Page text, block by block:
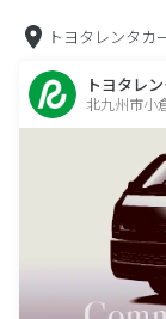
トヨタレンタカ
トヨタレ
北九州市小